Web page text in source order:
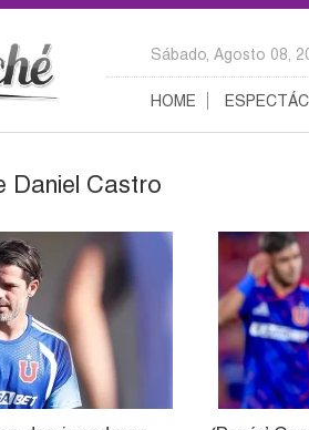
Sábado, Agosto 08,
HOME
Daniel Castro